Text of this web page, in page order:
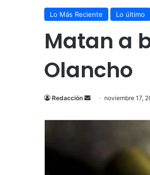
Lo Más Reciente Lo último
Matan a
Olancho
Redacción
Send
email
noviembre 17,